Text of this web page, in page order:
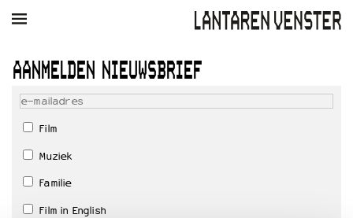
AGENDA FILM MUZIEK RESTAURANT
Winkelmandje
Zoek
Openingstijden & contact
Bereikbaarheid
AANMELDEN NIEUWSBRIEF
Film
Muziek
Familie
Film in English